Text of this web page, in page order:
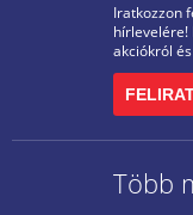
Iratkozzon
hírlevelére!
akciókról
Több